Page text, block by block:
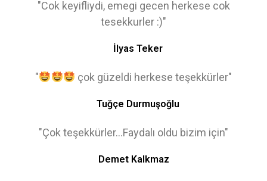
"Cok keyifliydi, emegi gecen herkese cok
tesekkurler :)"
İlyas Teker
" çok güzeldi herkese teşekkürler"
Tuğçe Durmuşoğlu
"Çok teşekkürler...Faydalı oldu bizim için"
Demet Kalkmaz